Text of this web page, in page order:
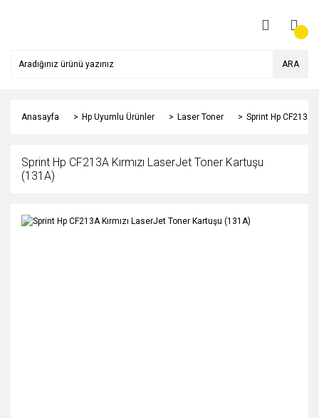
ARA
Anasayfa Hp Uyumlu Ürünler Laser Toner Sprint Hp CF213A
Sprint Hp CF213A Kırmızı LaserJet Toner Kartuşu
(131A)